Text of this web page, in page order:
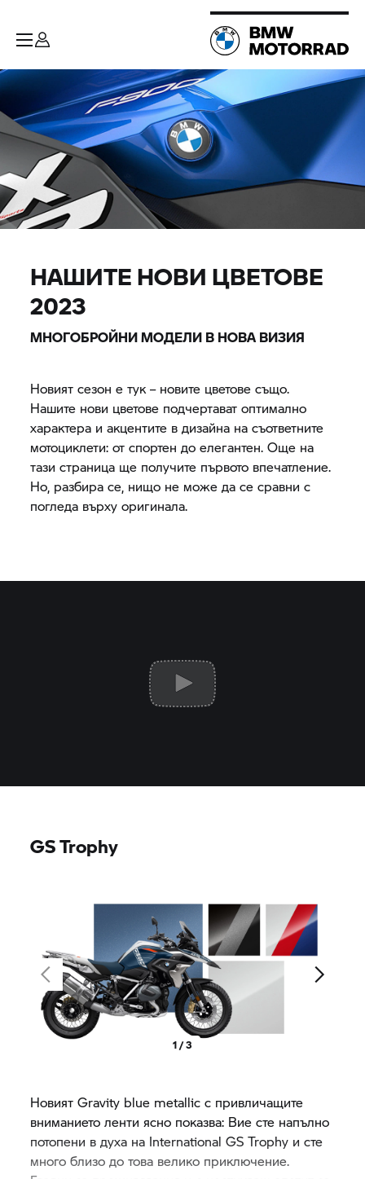
НАШИТЕ НОВИ ЦВЕТОВЕ
2023
МНОГОБРОЙНИ МОДЕЛИ В НОВА ВИЗИЯ
Новият сезон е тук – новите цветове също.
Нашите нови цветове подчертават оптимално
характера и акцентите в дизайна на съответните
мотоциклети: от спортен до елегантен. Още на
тази страница ще получите първото впечатление.
Но, разбира се, нищо не може да се сравни с
погледа върху оригинала.
GS Trophy
1 / 3
Новият Gravity blue metallic с привличащите
вниманието ленти ясно показва: Вие сте напълно
потопени в духа на InternationalGS Trophy и сте
много близо до това велико приключение.